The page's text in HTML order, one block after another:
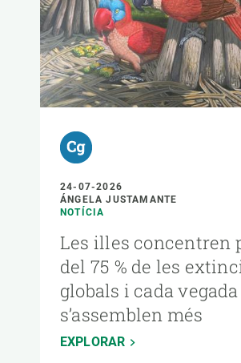
24-07-2026
ÁNGELA JUSTAMANTE
NOTÍCIA
Les illes concentren
del 75 % de les
globals i cada vegada
s’assemblen més
EXPLORAR